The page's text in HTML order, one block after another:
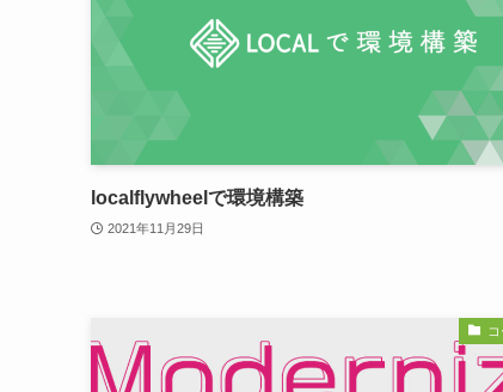
localflywheelで環境構築
2021年11月29日